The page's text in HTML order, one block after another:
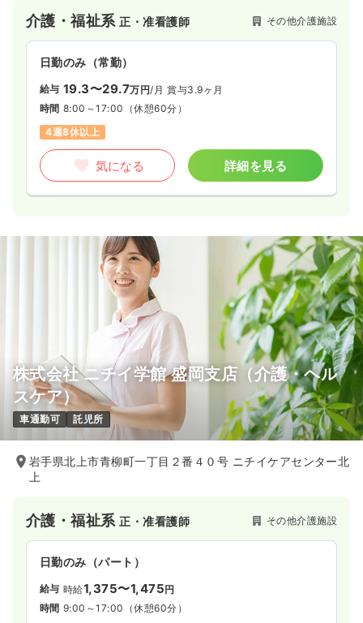
介護・福祉系正・准看護師 その他介護施設
日勤のみ（常勤）
給与 19.3〜29.7万円/月 賞与3.9ヶ月
時間 8:00～17:00 （休憩60分）
4週8休以上
気になる 詳細を見る
株式会社 ニチイ学館 盛岡支店（介護・ヘル
スケア）
車通勤可 託児所
岩手県北上市青柳町一丁目２番４０号 ニチイケアセンター北
上
介護・福祉系正・准看護師 その他介護施設
日勤のみ（パート）
給与 時給1,375〜1,475円
時間 9:00～17:00 （休憩60分）